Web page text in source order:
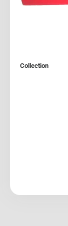
Collection